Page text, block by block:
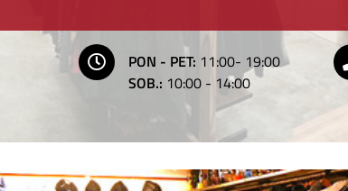
PON - PET: 11:00- 19:00
SOB.: 10:00 - 14:00